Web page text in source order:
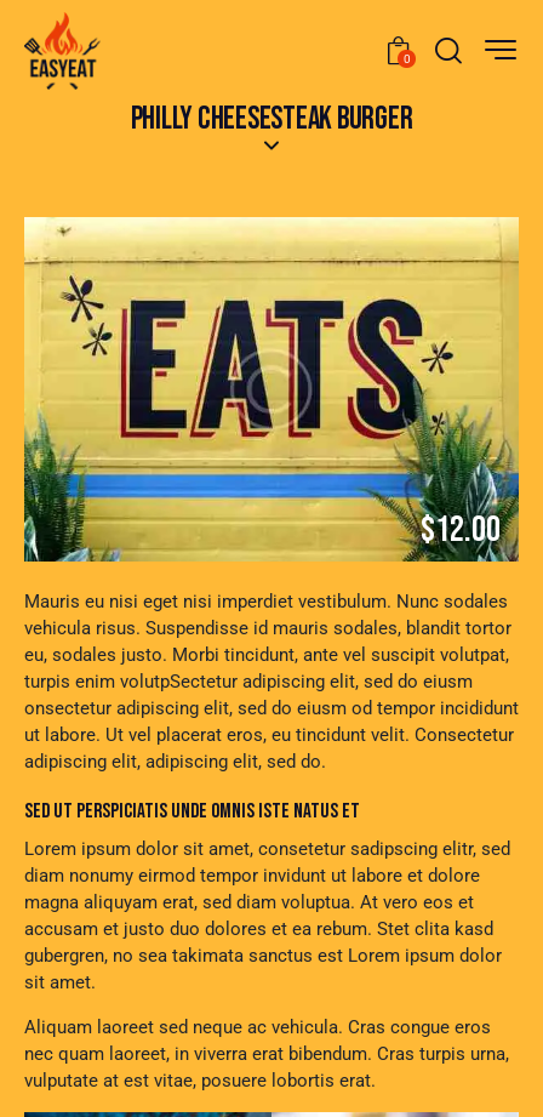
0
PHILLY CHEESESTEAK BURGER
$12.00
Mauris eu nisi eget nisi imperdiet vestibulum. Nunc sodales
vehicula risus. Suspendisse id mauris sodales, blandit tortor
eu, sodales justo. Morbi tincidunt, ante vel suscipit volutpat,
turpis enim volutpSectetur adipiscing elit, sed do eiusm
onsectetur adipiscing elit, sed do eiusm od tempor incididunt
ut labore. Ut vel placerat eros, eu tincidunt velit. Consectetur
adipiscing elit, adipiscing elit, sed do.
SED UT PERSPICIATIS UNDE OMNIS ISTE NATUS ET
Lorem ipsum dolor sit amet, consetetur sadipscing elitr, sed
diam nonumy eirmod tempor invidunt ut labore et dolore
magna aliquyam erat, sed diam voluptua. At vero eos et
accusam et justo duo dolores et ea rebum. Stet clita kasd
gubergren, no sea takimata sanctus est Lorem ipsum dolor
sit amet.
Aliquam laoreet sed neque ac vehicula. Cras congue eros
nec quam laoreet, in viverra erat bibendum. Cras turpis urna,
vulputate at est vitae, posuere lobortis erat.